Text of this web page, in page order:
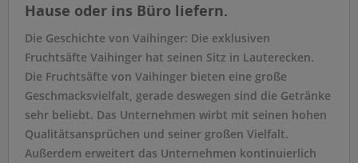
Hause oder ins Büro liefern.
Die Geschichte von Vaihinger: Die exklusiven
Fruchtsäfte Vaihinger hat seinen Sitz in Lauterecken.
Die Fruchtsäfte von Vaihinger bieten eine große
Geschmacksvielfalt, gerade deswegen sind die Getränke
sehr beliebt. Das Unternehmen wirbt mit seinen hohen
Qualitätsansprüchen und seiner großen Vielfalt.
Außerdem erweitert das Unternehmen kontinuierlich